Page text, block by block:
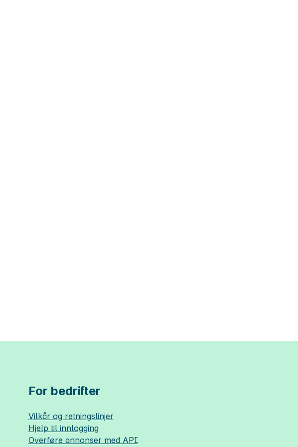
For bedrifter
Vilkår og retningslinjer
Hjelp til innlogging
Overføre annonser med API